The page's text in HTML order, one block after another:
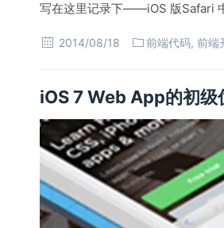
写在这里记录下——iOS 版Safari
2014/08/18 前端代码,前端
iOS 7 Web App的初级